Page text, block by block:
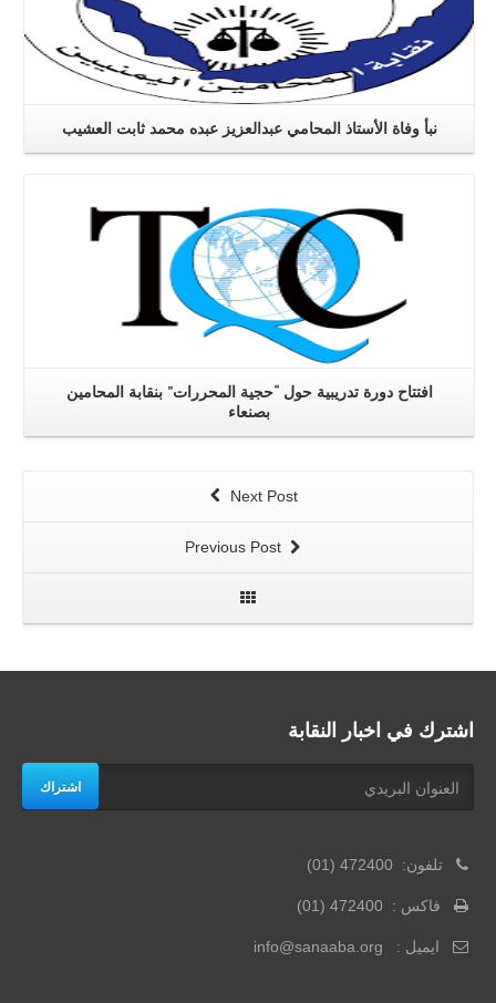
نبأ وفاة الأستاذ المحامي عبدالعزيز عبده محمد ثابت العشيب
افتتاح دورة تدريبية حول “حجية المحررات” بنقابة المحامين
بصنعاء
Next Post
Previous Post
اشترك في اخبار النقابة
اشتراك
تلفون: 472400 (01)
فاكس : 472400 (01)
ايميل : info@sanaaba.org